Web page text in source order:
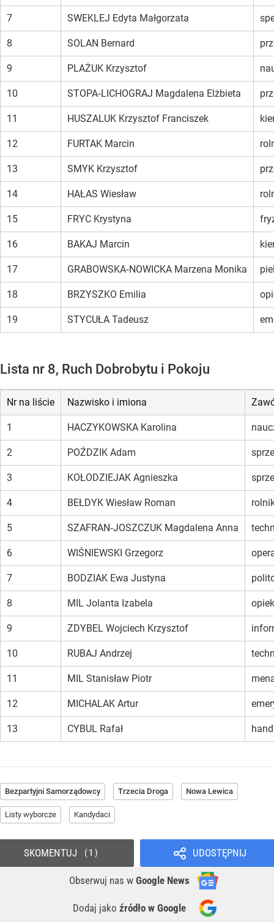
7 SWEKLEJ Edyta Małgorzata
8 SOLAN Bernard
9 PLAŻUK Krzysztof
10 STOPA‑LICHOGRAJ Magdalena Elżbieta
11 HUSZALUK Krzysztof Franciszek
12 FURTAK Marcin
13 SMYK Krzysztof
14 HAŁAS Wiesław
15 FRYC Krystyna
16 BAKAJ Marcin
17 GRABOWSKA‑NOWICKA Marzena Monika
18 BRZYSZKO Emilia
19 STYCUŁA Tadeusz
Lista nr 8, Ruch Dobrobytu i Pokoju
Nr na liście Nazwisko i imiona
1 HACZYKOWSKA Karolina
2 POŹDZIK Adam
3 KOŁODZIEJAK Agnieszka
4 BEŁDYK Wiesław Roman
5 SZAFRAN‑JOSZCZUK Magdalena Anna
6 WIŚNIEWSKI Grzegorz
7 BODZIAK Ewa Justyna
8 MIL Jolanta Izabela
9 ZDYBEL Wojciech Krzysztof
10 RUBAJ Andrzej
11 MIL Stanisław Piotr
12 MICHALAK Artur
13 CYBUL Rafał
Bezpartyjni Samorządowcy Trzecia Droga Nowa Lewica
Listy wyborcze Kandydaci
UDOSTĘPNIJ
Obserwuj nas w Google News
Dodaj jako źródło w Google
SKOMENTUJ 1